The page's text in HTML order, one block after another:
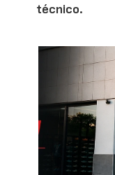
técnico.